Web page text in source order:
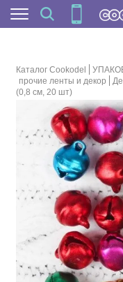
Каталог Cookodel
прочие ленты и декор
(0,8 см, 20 шт)